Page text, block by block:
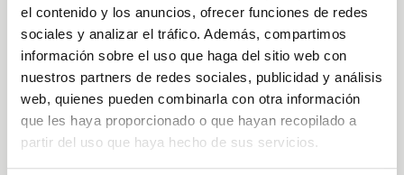
el contenido y los anuncios, ofrecer funciones de redes
sociales y analizar el tráfico. Además, compartimos
información sobre el uso que haga del sitio web con
nuestros partners de redes sociales, publicidad y análisis
web, quienes pueden combinarla con otra información
que les haya proporcionado o que hayan recopilado a
partir del uso que haya hecho de sus servicios.